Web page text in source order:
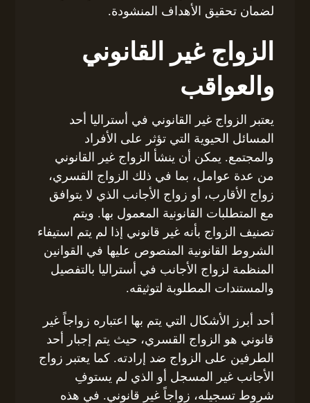
لضمان تحقيق الأهداف المنشودة.
الزواج غير القانوني
والعواقب
يعتبر الزواج غير القانوني في أستراليا أحد
المسائل الحيوية التي تؤثر على الأفراد
والمجتمع. يمكن أن ينشأ الزواج غير القانوني
من عدة عوامل، بما في ذلك الزواج القسري،
زواج الأقارب، أو زواج الأجانب الذي لا يتوافق
مع المتطلبات القانونية المعمول بها. ويتم
تصنيف الزواج بأنه غير قانوني إذا لم يتم استيفاء
الشروط القانونية المنصوص عليها في القوانين
المنظمة لزواج الأجانب في أستراليا بالتفصيل
والمستندات المطلوبة لتوثيقه.
أحد أبرز الأشكال التي يتم بها اعتباره زواجاً غير
قانوني هو الزواج القسري، حيث يتم إجبار أحد
الطرفين على الزواج ضد إرادته. كما يعتبر زواج
الأجانب غير المسجل أو الذي لم يستوفِ
شروط تسجيله، زواجاً غير قانوني. في هذه